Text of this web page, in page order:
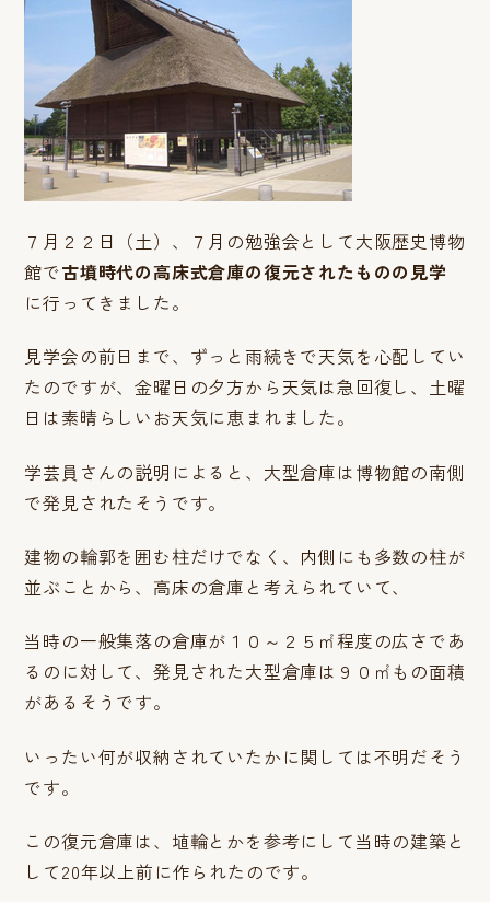
７月２２日（土）、７月の勉強会として大阪歴史博物
館で古墳時代の高床式倉庫の復元されたものの見学
に行ってきました。
見学会の前日まで、ずっと雨続きで天気を心配してい
たのですが、金曜日の夕方から天気は急回復し、土曜
日は素晴らしいお天気に恵まれました。
学芸員さんの説明によると、大型倉庫は博物館の南側
で発見されたそうです。
建物の輪郭を囲む柱だけでなく、内側にも多数の柱が
並ぶことから、高床の倉庫と考えられていて、
当時の一般集落の倉庫が１０～２５㎡程度の広さであ
るのに対して、発見された大型倉庫は９０㎡もの面積
があるそうです。
いったい何が収納されていたかに関しては不明だそう
です。
この復元倉庫は、埴輪とかを参考にして当時の建築と
して20年以上前に作られたのです。